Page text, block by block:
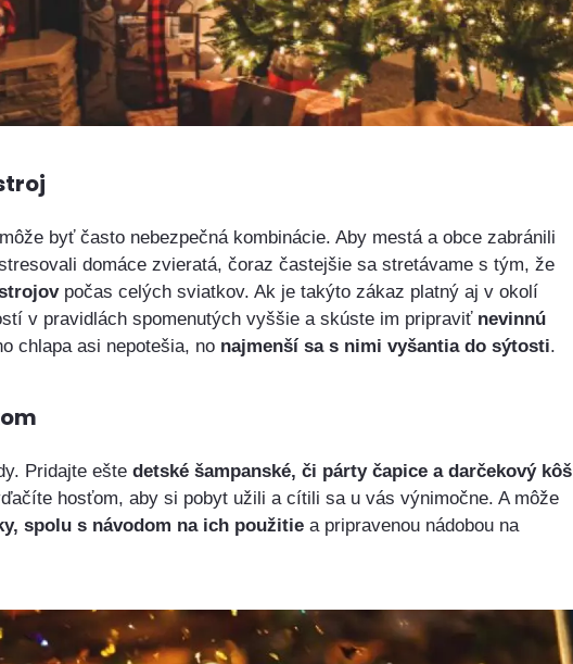
byť často nebezpečná kombinácie. Aby mestá a obce zabránili
domáce zvieratá, čoraz častejšie sa stretávame s tým, že
počas celých sviatkov. Ak je takýto zákaz platný aj v okolí
v pravidlách spomenutých vyššie a skúste im pripraviť nevinnú
chlapa asi nepotešia, no najmenší sa s nimi vyšantia do sýtosti.
Pridajte ešte detské šampanské, či párty čapice a darčekový kôš
hosťom, aby si pobyt užili a cítili sa u vás výnimočne. A môže
spolu s návodom na ich použitie a pripravenou nádobou na